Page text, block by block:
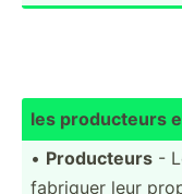
les produc­teurs
• Produc­teurs -
fabriquer leur